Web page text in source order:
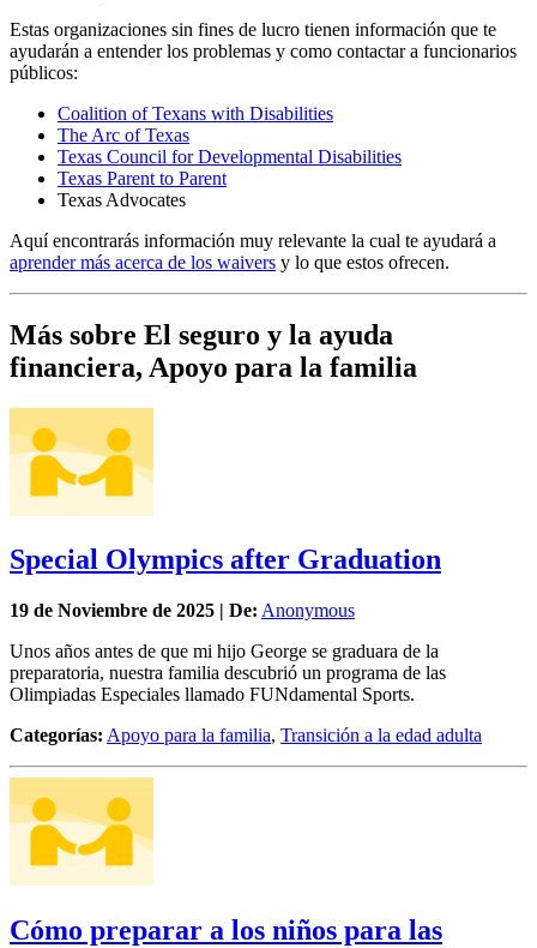
Estas organizaciones sin fines de lucro tienen información que te
ayudarán a entender los problemas y como contactar a funcionarios
públicos:
Coalition of Texans with Disabilities
The Arc of Texas
Texas Council for Developmental Disabilities
Texas Parent to Parent
Texas Advocates
Aquí encontrarás información muy relevante la cual te ayudará a
aprender más acerca de los waivers y lo que estos ofrecen.
Más sobre El seguro y la ayuda
financiera, Apoyo para la familia
Special Olympics after Graduation
19 de Noviembre de 2025 | De: Anonymous
Unos años antes de que mi hijo George se graduara de la
preparatoria, nuestra familia descubrió un programa de las
Olimpiadas Especiales llamado FUNdamental Sports.
Categorías: Apoyo para la familia, Transición a la edad adulta
Cómo preparar a los niños para las